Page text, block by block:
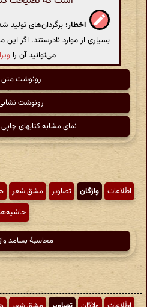
اخطار: برگردان‌های
بسیاری از موارد نادرستند. اگر
می‌توانید آن را
رونوشت متن
رونوشت
نمای مشابه کتابهای چاپی
اطّلاعات واژگان تصاویر مشق شعر
حاشیه‌ها
محاسبهٔ بسامد